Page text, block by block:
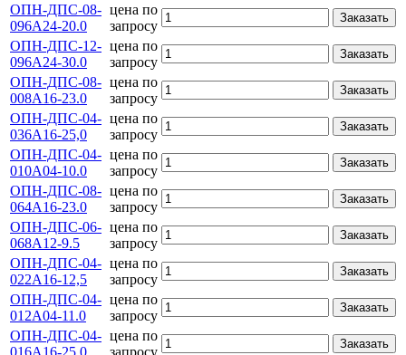
ОПН-ДПС-08-
096А24-20.0
цена по
запросу
Заказать
ОПН-ДПС-12-
096А24-30.0
цена по
запросу
Заказать
ОПН-ДПС-08-
008А16-23.0
цена по
запросу
Заказать
ОПН-ДПС-04-
036А16-25,0
цена по
запросу
Заказать
ОПН-ДПС-04-
010А04-10.0
цена по
запросу
Заказать
ОПН-ДПС-08-
064А16-23.0
цена по
запросу
Заказать
ОПН-ДПС-06-
068А12-9.5
цена по
запросу
Заказать
ОПН-ДПС-04-
022А16-12,5
цена по
запросу
Заказать
ОПН-ДПС-04-
012А04-11.0
цена по
запросу
Заказать
ОПН-ДПС-04-
016А16-25,0
цена по
запросу
Заказать